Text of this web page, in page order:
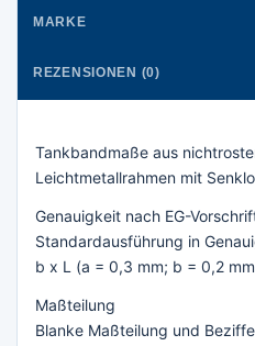
MARKE
REZENSIONEN (0)
Tankbandmaße aus
Leichtmetallrahmen mit
Genauigkeit nach EG-
Standardausführung in
b x L (a = 0,3 mm; b = 0,2
Maßteilung
Blanke Maßteilung und